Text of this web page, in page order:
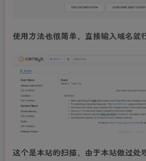
使用方法也很简单，直接输入域名就
这个是本站的扫描，由于本站做过处